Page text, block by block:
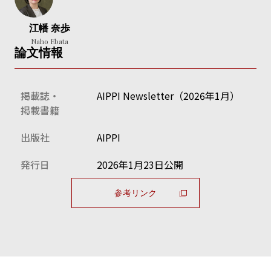
江幡 奈歩
Naho Ebata
論文情報
掲載誌・
掲載書籍
AIPPI Newsletter（2026年1月）
出版社
AIPPI
発行日
2026年1月23日公開
参考リンク